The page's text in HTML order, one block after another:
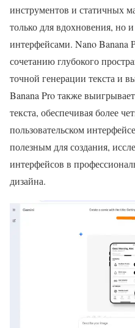
инструментов и статичных
только для вдохновения, но
интерфейсами. Nano Banana
сочетанию глубокого
точной генерации текста и
Banana Pro также
текста, обеспечивая более
пользовательском
полезным для создания,
интерфейсов в
дизайна.